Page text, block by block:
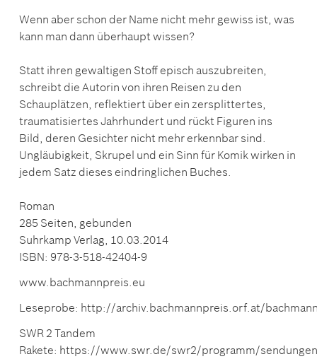
Wenn aber schon der Name nicht mehr gewiss ist, was
kann man dann überhaupt wissen?
Statt ihren gewaltigen Stoff episch auszubreiten,
schreibt die Autorin von ihren Reisen zu den
Schauplätzen, reflektiert über ein zersplittertes,
traumatisiertes Jahrhundert und rückt Figuren ins
Bild, deren Gesichter nicht mehr erkennbar sind.
Ungläubigkeit, Skrupel und ein Sinn für Komik wirken in
jedem Satz dieses eindringlichen Buches.
Roman
285 Seiten, gebunden
Suhrkamp Verlag, 10.03.2014
ISBN: 978-3-518-42404-9
www.bachmannpreis.eu
Leseprobe: http://archiv.bachmannpreis.orf.at/
SWR 2 Tandem
Rakete: https://www.swr.de/swr2/programm/